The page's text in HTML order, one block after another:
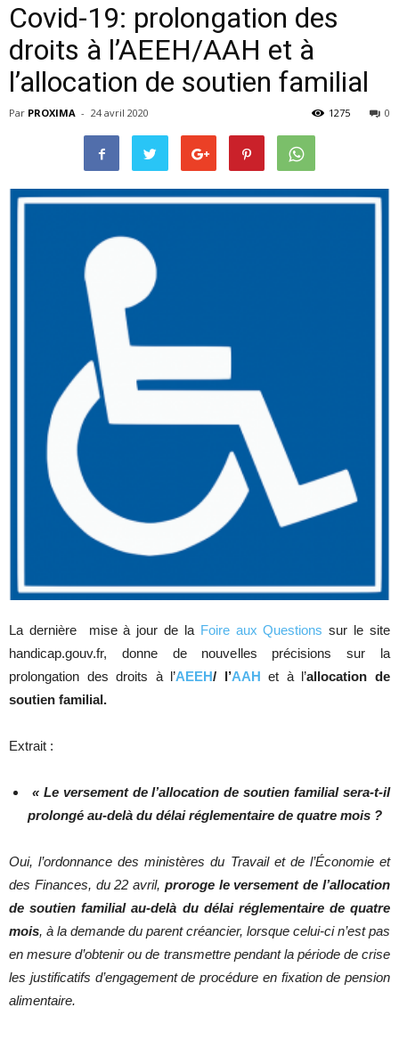
Covid-19: prolongation des
droits à l’AEEH/AAH et à
l’allocation de soutien familial
Par PROXIMA - 24 avril 2020 0
1275
La dernière mise à jour de la Foire aux Questions sur le site
handicap.gouv.fr, donne de nouvelles précisions sur la
prolongation des droits à l’AEEH/ l’AAH et à l’allocation de
soutien familial.
Extrait :
« Le versement de l’allocation de soutien familial sera-t-il
prolongé au-delà du délai réglementaire de quatre mois ?
Oui, l’ordonnance des ministères du Travail et de l’Économie et
des Finances, du 22 avril, proroge le versement de l’allocation
de soutien familial au-delà du délai réglementaire de quatre
mois, à la demande du parent créancier, lorsque celui-ci n’est pas
en mesure d’obtenir ou de transmettre pendant la période de crise
les justificatifs d’engagement de procédure en fixation de pension
alimentaire.